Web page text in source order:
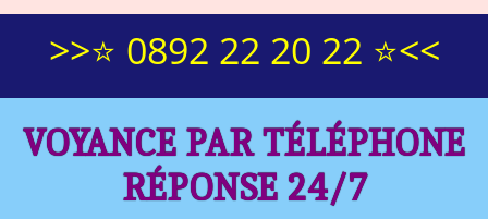
>>⭐ 0892 22 20 22 ⭐<<
VOYANCE PAR TÉLÉPHONE
RÉPONSE 24/7